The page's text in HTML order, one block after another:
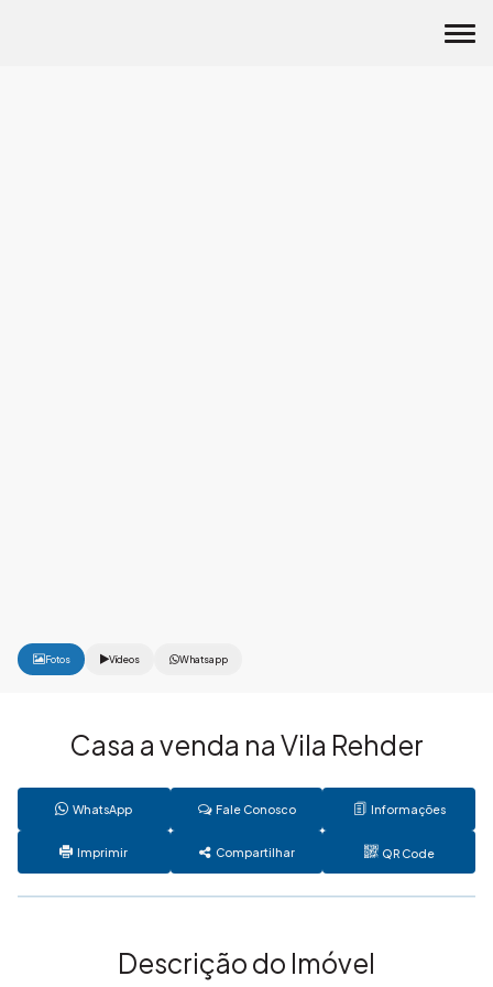
Fotos Vídeos Whatsapp
Casa a venda na Vila Rehder
WhatsApp Fale Conosco Informações
Imprimir Compartilhar QR Code
Descrição do Imóvel